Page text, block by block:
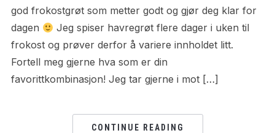
god frokostgrøt som metter godt og gjør deg klar for
dagen
Jeg spiser havregrøt flere dager i uken til
frokost og prøver derfor å variere innholdet litt.
Fortell meg gjerne hva som er din
favorittkombinasjon! Jeg tar gjerne i mot […]
CONTINUE READING